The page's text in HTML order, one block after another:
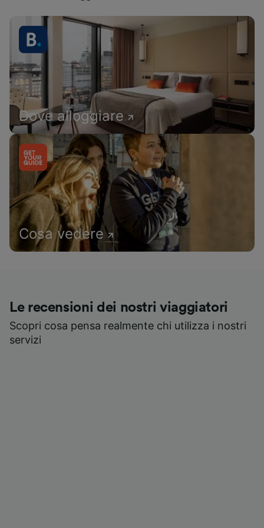
Dove alloggiare
Cosa vedere
Le recensioni dei nostri viaggiatori
Scopri cosa pensa realmente chi utilizza i nostri
servizi